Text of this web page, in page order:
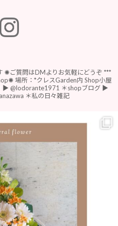
✺ご質問はDMよりお気軽にどうぞ ***
場所：*クレスGarden内 Shop小屋
▶︎ @lodorante1971 ＊shopブログ ▶︎
＊私の日々雑記